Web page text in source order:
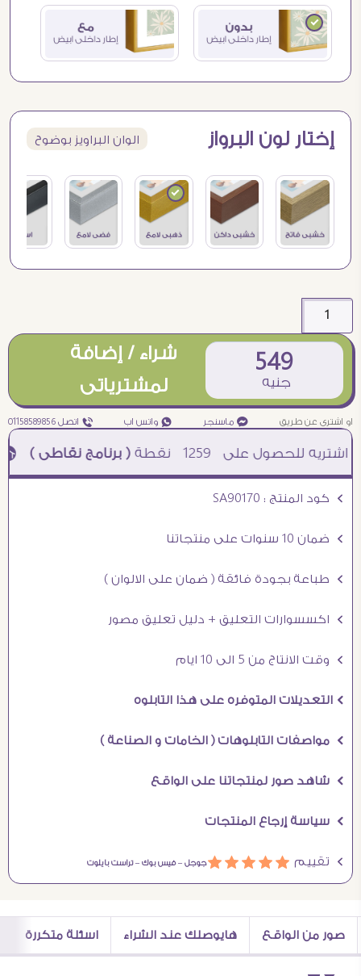
إختار لون البرواز الوان البراويز بوضوح
549
جنيه
شراء / إضافة
لمشترياتى
او اشترى عن طريق ¥ ماسنجر ₧ واتس اب ƒ اتصل 01158589856
1259 نقطة( برنامج نقاطى )à خصم 5% للعملاء الجدد à شحن مجانى عند الشراء ب 4000 جنيه à
Ö كود المنتج : SA90170
Ö ضمان 10 سنوات على منتجاتنا
Ö طباعة بجودة فائقة ( ضمان على الالوان )
Ö اكسسوارات التعليق + دليل تعليق مصور
Ö وقت الانتاج من 5 الى 10 ايام
Ö التعديلات المتوفره على هذا التابلوه
Ö مواصفات التابلوهات ( الخامات و الصناعة )
Ö شاهد صور لمنتجاتنا على الواقع
Ö سياسة إرجاع المنتجات
Ö تقييم áááááجوجل –فيس بوك –تراست بايلوت
صور من الواقع هايوصلك عند الشراء اسئلة متكررة